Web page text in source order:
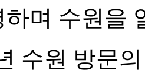
며 수원을
수원 방문